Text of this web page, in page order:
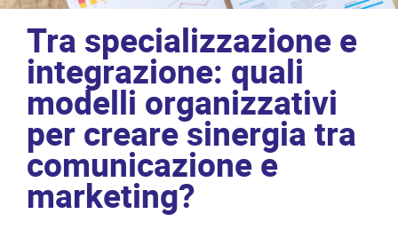
Tra specializzazione e
integrazione: quali
modelli organizzativi
per creare sinergia tra
comunicazione e
marketing?